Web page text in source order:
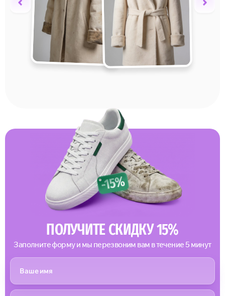
ПОЛУЧИТЕ СКИДКУ 15%
Заполните форму и мы перезвоним вам в течение 5 минут